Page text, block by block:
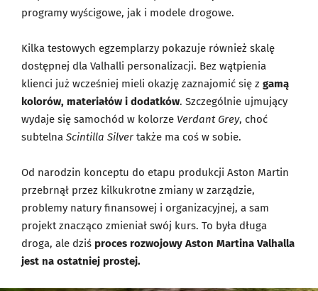
programy wyścigowe, jak i modele drogowe.
Kilka testowych egzemplarzy pokazuje również skalę
dostępnej dla Valhalli personalizacji. Bez wątpienia
klienci już wcześniej mieli okazję zaznajomić się z gamą
kolorów, materiałów i dodatków. Szczególnie ujmujący
wydaje się samochód w kolorze Verdant Grey, choć
subtelna Scintilla Silver także ma coś w sobie.
Od narodzin konceptu do etapu produkcji Aston Martin
przebrnął przez kilkukrotne zmiany w zarządzie,
problemy natury finansowej i organizacyjnej, a sam
projekt znacząco zmieniał swój kurs. To była długa
droga, ale dziś proces rozwojowy Aston Martina Valhalla
jest na ostatniej prostej.